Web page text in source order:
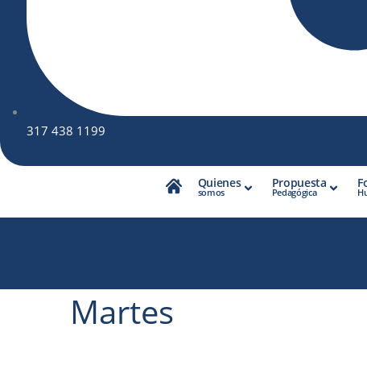
317 438 1199
Quienes
somos
Propuesta
Pedagógica
Martes